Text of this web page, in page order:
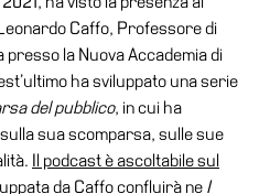
Caffo, Professore di
presso la Nuova Accademia di
ha sviluppato una serie
del pubblico, in cui ha
sua scomparsa, sulle sue
Il podcast è ascoltabile sul
da Caffo confluirà ne I